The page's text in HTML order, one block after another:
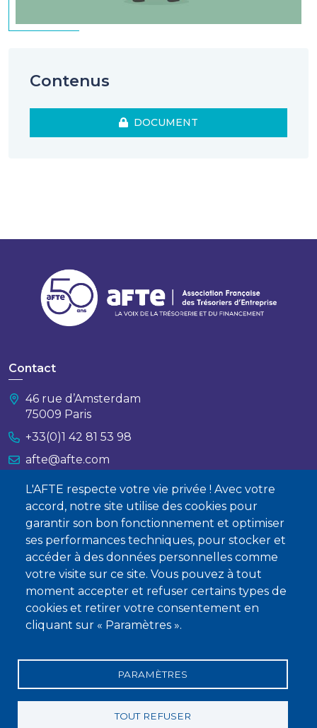
L'AFTE respecte votre vie privée ! Avec votre
accord, notre site utilise des cookies pour
garantir son bon fonctionnement et optimiser
ses performances techniques, pour stocker et
accéder à des données personnelles comme
votre visite sur ce site. Vous pouvez à tout
moment accepter et refuser certains types de
cookies et retirer votre consentement en
cliquant sur « Paramètres ».
PARAMÈTRES
TOUT REFUSER
Contenus
DOCUMENT
Contact
46 rue d’Amsterdam
75009 Paris
+33(0)1 42 81 53 98
afte@afte.com
Nous contacter
À propos
Qui sommes-nous ?
Devenir membre
Mentions légales
Conditions générales de vente